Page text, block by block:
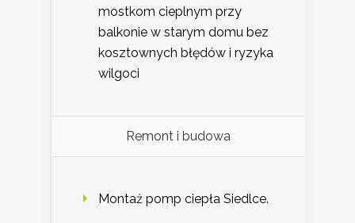
mostkom cieplnym przy
balkonie w starym domu bez
kosztownych błędów i ryzyka
wilgoci
Remont i budowa
Montaż pomp ciepła Siedlce.